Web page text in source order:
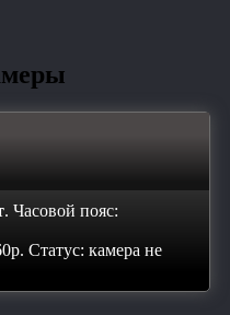
. Часовой пояс:
Статус: камера не